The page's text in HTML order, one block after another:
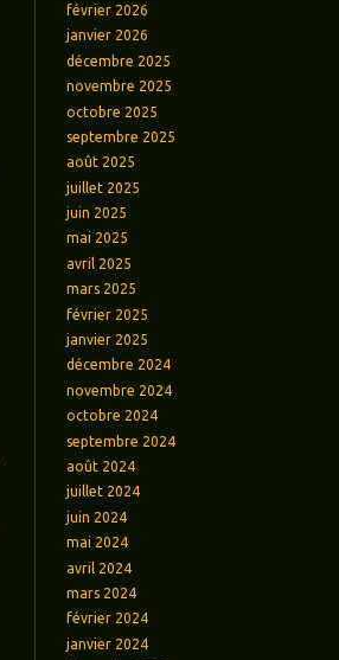
février 2026
janvier 2026
décembre 2025
novembre 2025
octobre 2025
septembre 2025
août 2025
juillet 2025
juin 2025
mai 2025
avril 2025
mars 2025
février 2025
janvier 2025
décembre 2024
novembre 2024
octobre 2024
septembre 2024
août 2024
juillet 2024
juin 2024
mai 2024
avril 2024
mars 2024
février 2024
janvier 2024